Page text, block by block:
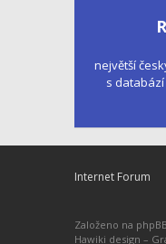
největší
s
Internet Forum
Založeno na phpBB
Hawiki design –